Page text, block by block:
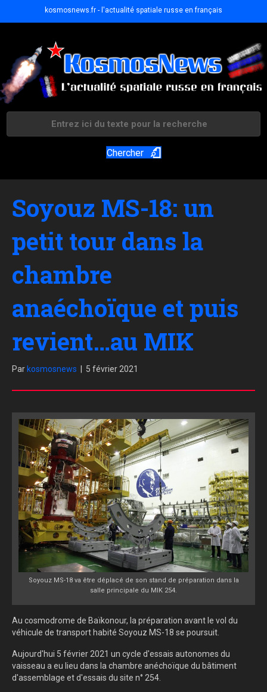
kosmosnews.fr - l'actualité spatiale russe en français
Chercher
Soyouz MS-18: un
petit tour dans la
chambre
anaéchoïque et puis
revient…au MIK
Par kosmosnews 5 février 2021
Soyouz MS-18 va être déplacé de son stand de préparation dans la
salle principale du MIK 254.
Au cosmodrome de Baïkonour, la préparation avant le vol du
véhicule de transport habité Soyouz MS-18 se poursuit.
Aujourd'hui 5 février 2021 un cycle d'essais autonomes du
vaisseau a eu lieu dans la chambre anéchoïque du bâtiment
d'assemblage et d'essais du site n° 254.